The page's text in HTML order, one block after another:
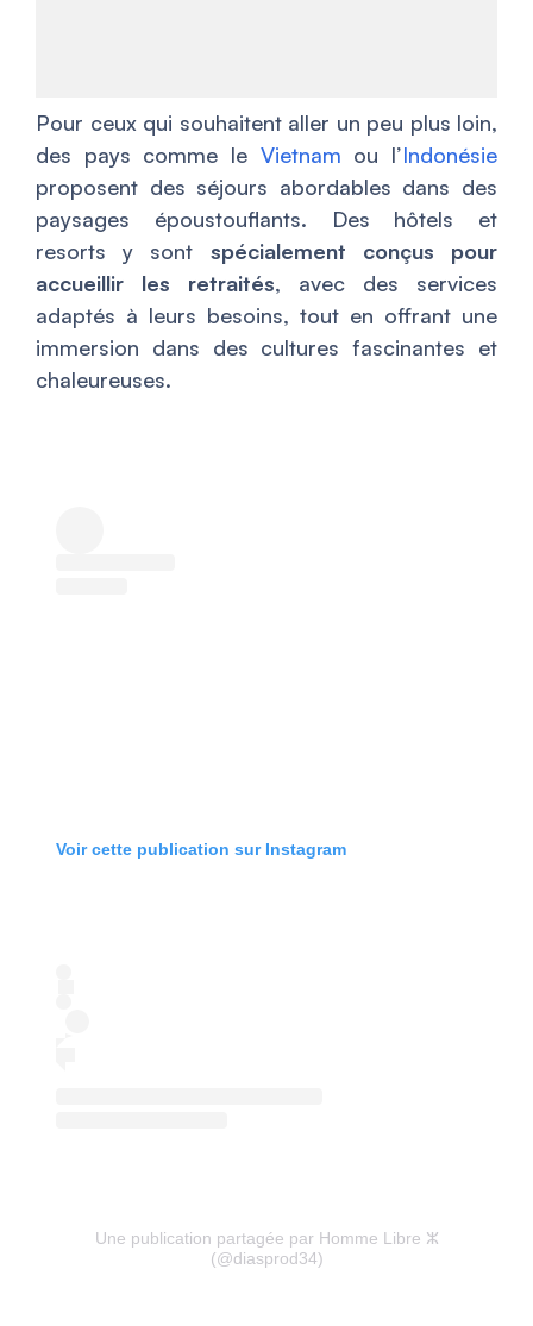
Pour ceux qui souhaitent aller un peu plus loin,
des pays comme le Vietnam ou l’Indonésie
proposent des séjours abordables dans des
paysages époustouflants. Des hôtels et
resorts y sont spécialement conçus pour
accueillir les retraités, avec des services
adaptés à leurs besoins, tout en offrant une
immersion dans des cultures fascinantes et
chaleureuses.
Voir cette publication sur Instagram
Une publication partagée par Homme Libre ⵣ
(@diasprod34)